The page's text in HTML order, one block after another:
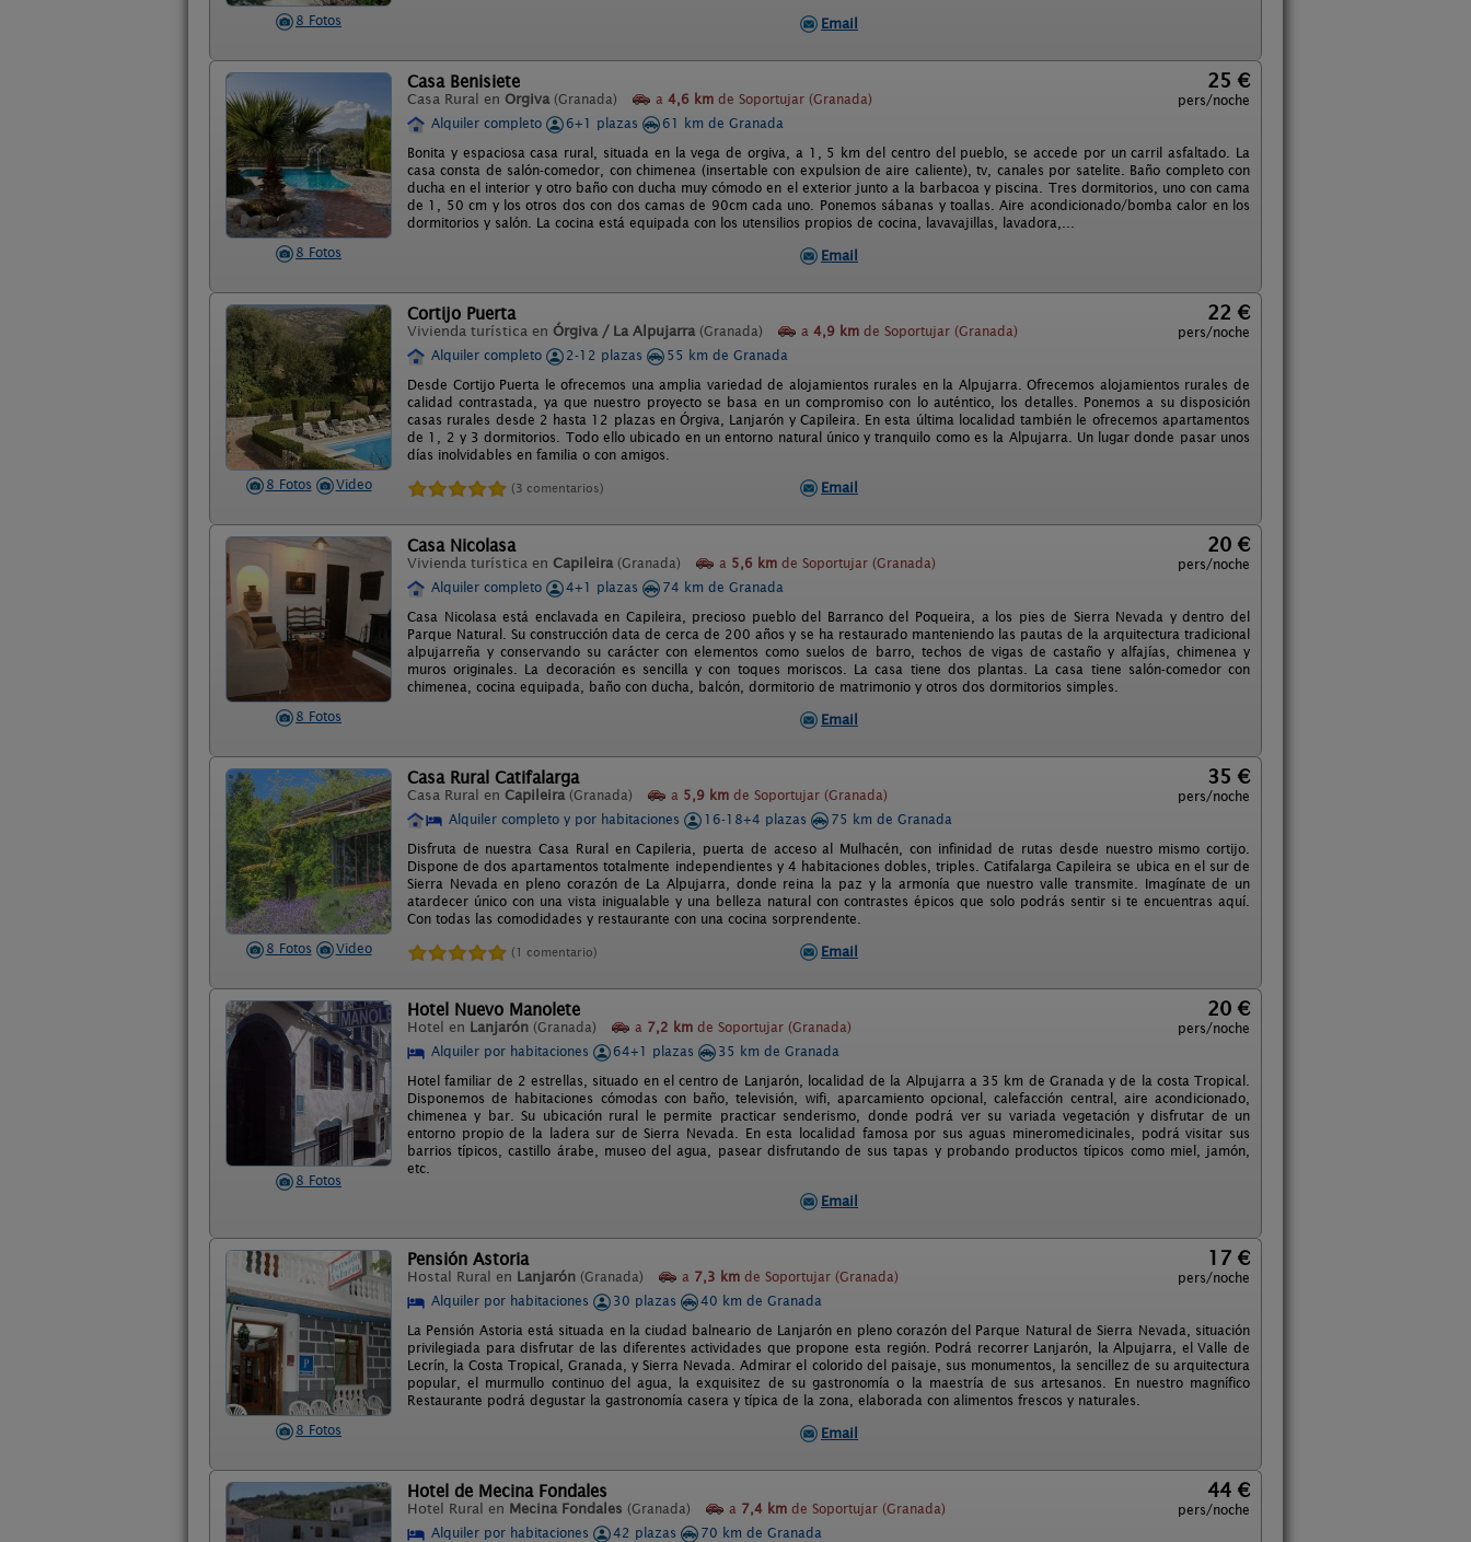
8 Fotos
Email
8 Fotos
Casa Benisiete
Casa Rural en Orgiva (Granada) a 4,6 km de Soportujar (Granada)
25 €
pers/noche
Alquiler completo
6+1 plazas
61 km de Granada
Bonita y espaciosa casa rural, situada en la vega de orgiva, a 1, 5 km del centro del pueblo, se accede por un carril asfaltado. La
casa consta de salón-comedor, con chimenea (insertable con expulsion de aire caliente), tv, canales por satelite. Baño completo con
ducha en el interior y otro baño con ducha muy cómodo en el exterior junto a la barbacoa y piscina. Tres dormitorios, uno con cama
de 1, 50 cm y los otros dos con dos camas de 90cm cada uno. Ponemos sábanas y toallas. Aire acondicionado/bomba calor en los
dormitorios y salón. La cocina está equipada con los utensilios propios de cocina, lavavajillas, lavadora,...
Email
8 Fotos Video
Cortijo Puerta
Vivienda turística en Órgiva / La Alpujarra (Granada) a 4,9 km de Soportujar (Granada)
22 €
pers/noche
Alquiler completo
2-12 plazas
55 km de Granada
Desde Cortijo Puerta le ofrecemos una amplia variedad de alojamientos rurales en la Alpujarra. Ofrecemos alojamientos rurales de
calidad contrastada, ya que nuestro proyecto se basa en un compromiso con lo auténtico, los detalles. Ponemos a su disposición
casas rurales desde 2 hasta 12 plazas en Órgiva, Lanjarón y Capileira. En esta última localidad también le ofrecemos apartamentos
de 1, 2 y 3 dormitorios. Todo ello ubicado en un entorno natural único y tranquilo como es la Alpujarra. Un lugar donde pasar unos
días inolvidables en familia o con amigos.
(3 comentarios) Email
8 Fotos
Casa Nicolasa
Vivienda turística en Capileira (Granada) a 5,6 km de Soportujar (Granada)
20 €
pers/noche
Alquiler completo
4+1 plazas
74 km de Granada
Casa Nicolasa está enclavada en Capileira, precioso pueblo del Barranco del Poqueira, a los pies de Sierra Nevada y dentro del
Parque Natural. Su construcción data de cerca de 200 años y se ha restaurado manteniendo las pautas de la arquitectura tradicional
alpujarreña y conservando su carácter con elementos como suelos de barro, techos de vigas de castaño y alfajías, chimenea y
muros originales. La decoración es sencilla y con toques moriscos. La casa tiene dos plantas. La casa tiene salón-comedor con
chimenea, cocina equipada, baño con ducha, balcón, dormitorio de matrimonio y otros dos dormitorios simples.
Email
8 Fotos Video
Casa Rural Catifalarga
Casa Rural en Capileira (Granada) a 5,9 km de Soportujar (Granada)
35 €
pers/noche
Alquiler completo y por habitaciones
16-18+4 plazas
75 km de Granada
Disfruta de nuestra Casa Rural en Capileria, puerta de acceso al Mulhacén, con infinidad de rutas desde nuestro mismo cortijo.
Dispone de dos apartamentos totalmente independientes y 4 habitaciones dobles, triples. Catifalarga Capileira se ubica en el sur de
Sierra Nevada en pleno corazón de La Alpujarra, donde reina la paz y la armonía que nuestro valle transmite. Imagínate de un
atardecer único con una vista inigualable y una belleza natural con contrastes épicos que solo podrás sentir si te encuentras aquí.
Con todas las comodidades y restaurante con una cocina sorprendente.
(1 comentario) Email
8 Fotos
Hotel Nuevo Manolete
Hotel en Lanjarón (Granada) a 7,2 km de Soportujar (Granada)
20 €
pers/noche
Alquiler por habitaciones
64+1 plazas
35 km de Granada
Hotel familiar de 2 estrellas, situado en el centro de Lanjarón, localidad de la Alpujarra a 35 km de Granada y de la costa Tropical.
Disponemos de habitaciones cómodas con baño, televisión, wifi, aparcamiento opcional, calefacción central, aire acondicionado,
chimenea y bar. Su ubicación rural le permite practicar senderismo, donde podrá ver su variada vegetación y disfrutar de un
entorno propio de la ladera sur de Sierra Nevada. En esta localidad famosa por sus aguas mineromedicinales, podrá visitar sus
barrios típicos, castillo árabe, museo del agua, pasear disfrutando de sus tapas y probando productos típicos como miel, jamón,
etc.
Email
8 Fotos
Pensión Astoria
Hostal Rural en Lanjarón (Granada) a 7,3 km de Soportujar (Granada)
17 €
pers/noche
Alquiler por habitaciones
30 plazas
40 km de Granada
La Pensión Astoria está situada en la ciudad balneario de Lanjarón en pleno corazón del Parque Natural de Sierra Nevada, situación
privilegiada para disfrutar de las diferentes actividades que propone esta región. Podrá recorrer Lanjarón, la Alpujarra, el Valle de
Lecrín, la Costa Tropical, Granada, y Sierra Nevada. Admirar el colorido del paisaje, sus monumentos, la sencillez de su arquitectura
popular, el murmullo continuo del agua, la exquisitez de su gastronomía o la maestría de sus artesanos. En nuestro magnífico
Restaurante podrá degustar la gastronomía casera y típica de la zona, elaborada con alimentos frescos y naturales.
Email
Hotel de Mecina Fondales
Hotel Rural en Mecina Fondales (Granada) a 7,4 km de Soportujar (Granada)
44 €
pers/noche
Alquiler por habitaciones
42 plazas
70 km de Granada